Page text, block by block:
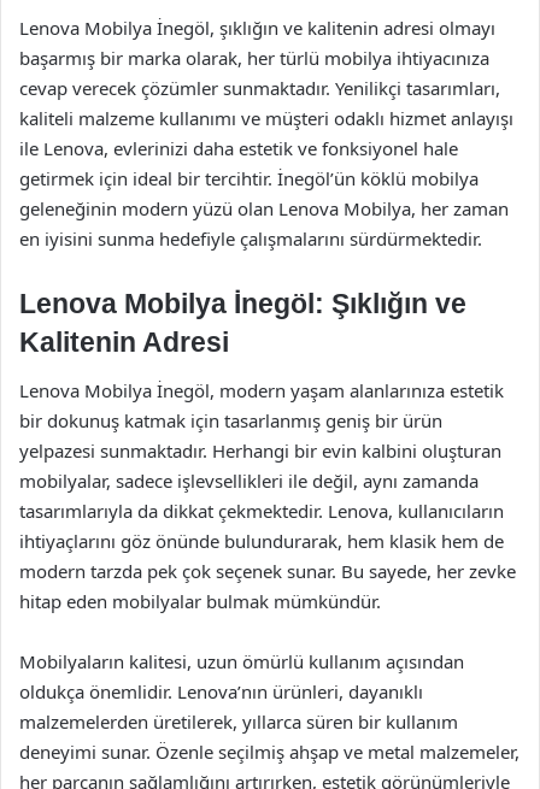
Lenova Mobilya İnegöl, şıklığın ve kalitenin adresi olmayı
başarmış bir marka olarak, her türlü mobilya ihtiyacınıza
cevap verecek çözümler sunmaktadır. Yenilikçi tasarımları,
kaliteli malzeme kullanımı ve müşteri odaklı hizmet anlayışı
ile Lenova, evlerinizi daha estetik ve fonksiyonel hale
getirmek için ideal bir tercihtir. İnegöl’ün köklü mobilya
geleneğinin modern yüzü olan Lenova Mobilya, her zaman
en iyisini sunma hedefiyle çalışmalarını sürdürmektedir.
Lenova Mobilya İnegöl: Şıklığın ve
Kalitenin Adresi
Lenova Mobilya İnegöl, modern yaşam alanlarınıza estetik
bir dokunuş katmak için tasarlanmış geniş bir ürün
yelpazesi sunmaktadır. Herhangi bir evin kalbini oluşturan
mobilyalar, sadece işlevsellikleri ile değil, aynı zamanda
tasarımlarıyla da dikkat çekmektedir. Lenova, kullanıcıların
ihtiyaçlarını göz önünde bulundurarak, hem klasik hem de
modern tarzda pek çok seçenek sunar. Bu sayede, her zevke
hitap eden mobilyalar bulmak mümkündür.
Mobilyaların kalitesi, uzun ömürlü kullanım açısından
oldukça önemlidir. Lenova’nın ürünleri, dayanıklı
malzemelerden üretilerek, yıllarca süren bir kullanım
deneyimi sunar. Özenle seçilmiş ahşap ve metal malzemeler,
her parçanın sağlamlığını artırırken, estetik görünümleriyle